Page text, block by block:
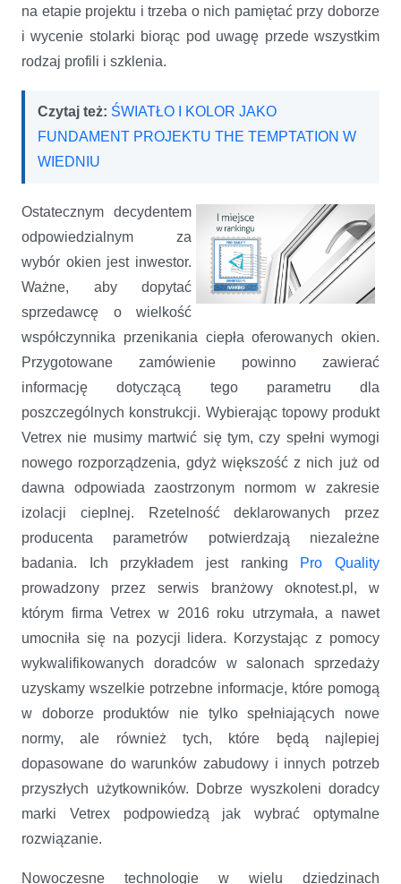
na etapie projektu i trzeba o nich pamiętać przy doborze
i wycenie stolarki biorąc pod uwagę przede wszystkim
rodzaj profili i szklenia.
Czytaj też: ŚWIATŁO I KOLOR JAKO
FUNDAMENT PROJEKTU THE TEMPTATION W
WIEDNIU
Ostatecznym decydentem
odpowiedzialnym za
wybór okien jest inwestor.
Ważne, aby dopytać
sprzedawcę o wielkość
współczynnika przenikania ciepła oferowanych okien.
Przygotowane zamówienie powinno zawierać
informację dotyczącą tego parametru dla
poszczególnych konstrukcji. Wybierając topowy produkt
Vetrex nie musimy martwić się tym, czy spełni wymogi
nowego rozporządzenia, gdyż większość z nich już od
dawna odpowiada zaostrzonym normom w zakresie
izolacji cieplnej. Rzetelność deklarowanych przez
producenta parametrów potwierdzają niezależne
badania. Ich przykładem jest ranking Pro Quality
prowadzony przez serwis branżowy oknotest.pl, w
którym firma Vetrex w 2016 roku utrzymała, a nawet
umocniła się na pozycji lidera. Korzystając z pomocy
wykwalifikowanych doradców w salonach sprzedaży
uzyskamy wszelkie potrzebne informacje, które pomogą
w doborze produktów nie tylko spełniających nowe
normy, ale również tych, które będą najlepiej
dopasowane do warunków zabudowy i innych potrzeb
przyszłych użytkowników. Dobrze wyszkoleni doradcy
marki Vetrex podpowiedzą jak wybrać optymalne
rozwiązanie.
Nowoczesne technologie w wielu dziedzinach